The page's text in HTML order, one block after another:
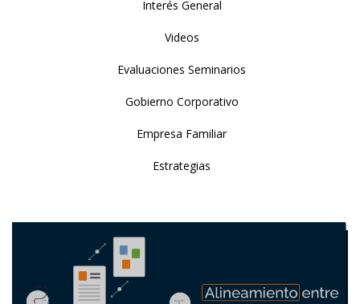
Interés General
Videos
Evaluaciones Seminarios
Gobierno Corporativo
Empresa Familiar
Estrategias